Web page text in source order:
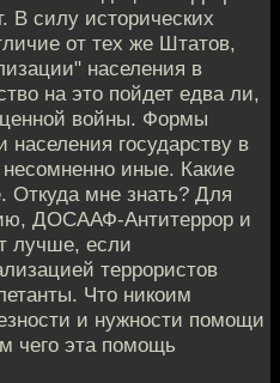
В силу исторических
от тех же Штатов,
населения в
на это пойдет едва ли,
войны. Формы
государству в
иные. Какие
Откуда мне знать? Для
ДОСААФ-Антитеррор и
лучше, если
террористов
Что никоим
и нужности помощи
чего эта помощь